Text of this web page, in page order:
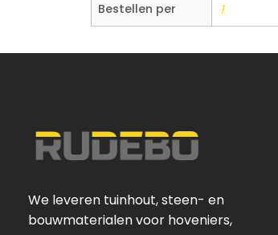
Bestellen per
1
We leveren tuinhout, steen- en
bouwmaterialen voor hoveniers,